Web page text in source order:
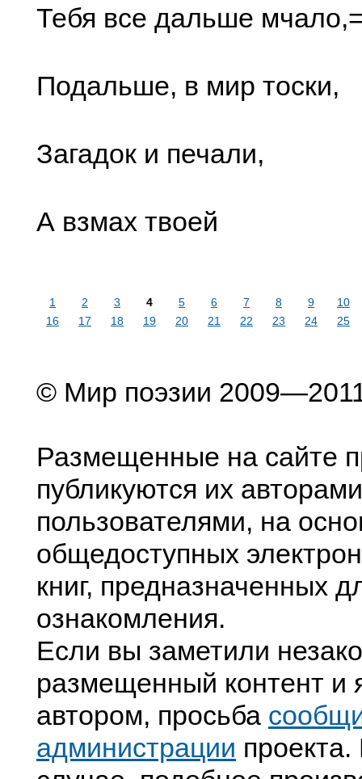
Тебя все дальше
Подальше, в мир тоски,
Загадок и печали,
А взмах твоей
1 2 3 4 5 6 7 8 9
10
16
17 18 19 20 21 22 23 24 25
© Мир поэзии
Размещенные на сайте
публикуются их
пользователями, на
общедоступных
книг, предназначенных
ознакомления.
Если вы заметили
размещенный контент и
автором, просьба
администрации